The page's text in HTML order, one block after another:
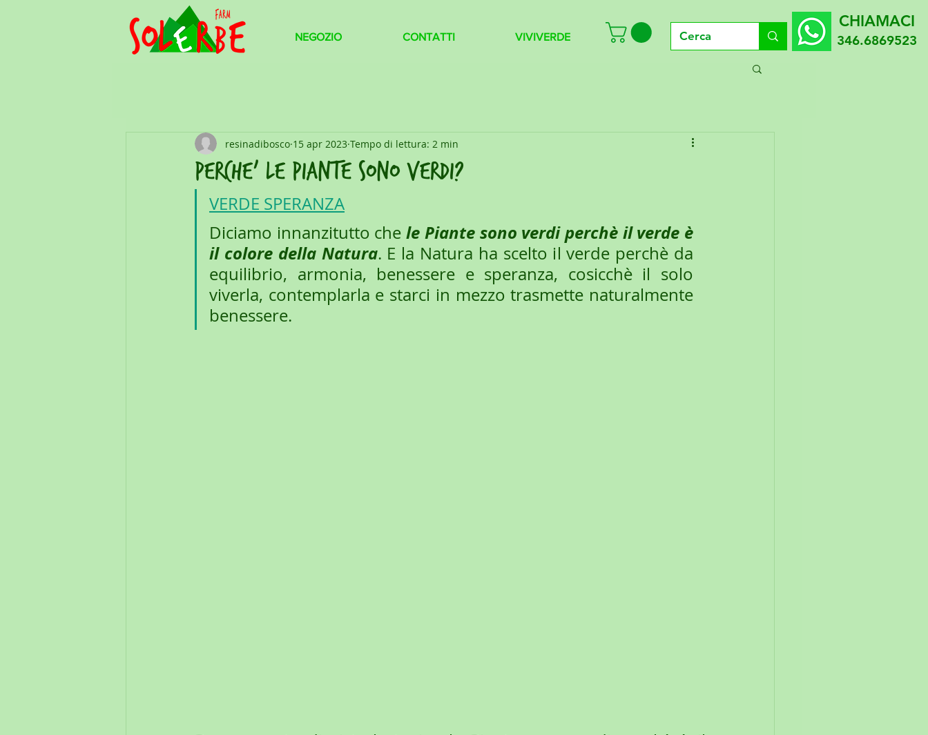
CHIAMACI
346.6869523
NEGOZIO CONTATTI VIVIVERDE
perche' le piante sono verdi?
resinadibosco 15 apr 2023 Tempo di lettura: 2 min
VERDE SPERANZA
Diciamo innanzitutto che le Piante sono verdi perchè il verde è
il colore della Natura. E la Natura ha scelto il verde perchè da
equilibrio, armonia, benessere e speranza, cosicchè il solo
viverla, contemplarla e starci in mezzo trasmette naturalmente
benessere.